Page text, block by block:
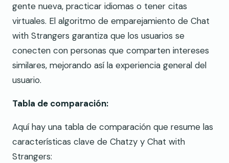
gente nueva, practicar idiomas o tener citas
virtuales. El algoritmo de emparejamiento de Chat
with Strangers garantiza que los usuarios se
conecten con personas que comparten intereses
similares, mejorando así la experiencia general del
usuario.
Tabla de comparación:
Aquí hay una tabla de comparación que resume las
características clave de Chatzy y Chat with
Strangers: